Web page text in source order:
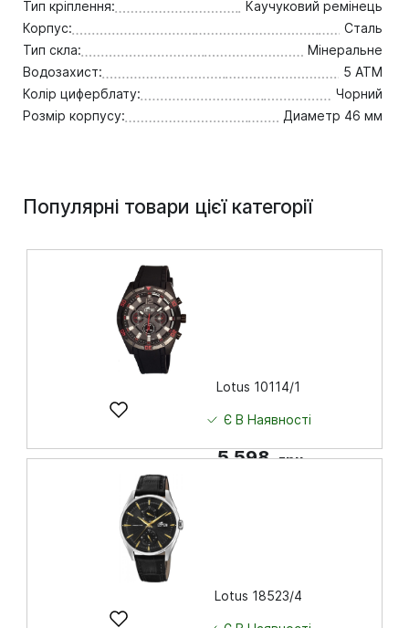
Тип кріплення:
Каучуковий ремінець
Корпус:
Сталь
Тип скла:
Мінеральне
Водозахист:
5 ATM
Колір циферблату:
Чорний
Розмір корпусу:
Диаметр 46 мм
Популярні товари цієї категорії
Lotus 10114/1
Є В Наявності
5 598 грн
Lotus 18523/4